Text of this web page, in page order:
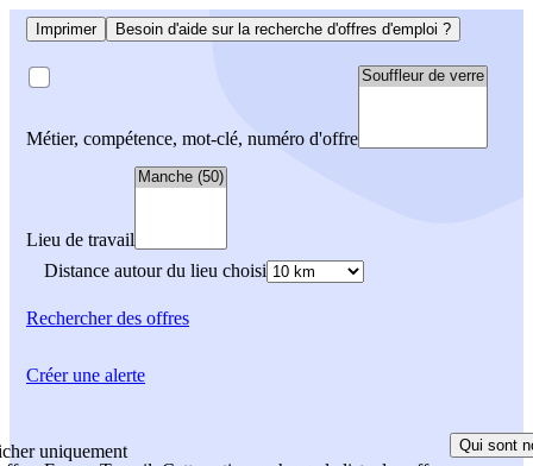
Imprimer Besoin d'aide sur la recherche d'offres d'emploi ?
Métier, compétence, mot-clé, numéro d'offre
Lieu de travail
Distance autour du lieu choisi
Rechercherdes offres
uniquement
Qui sont
Créer une alerte